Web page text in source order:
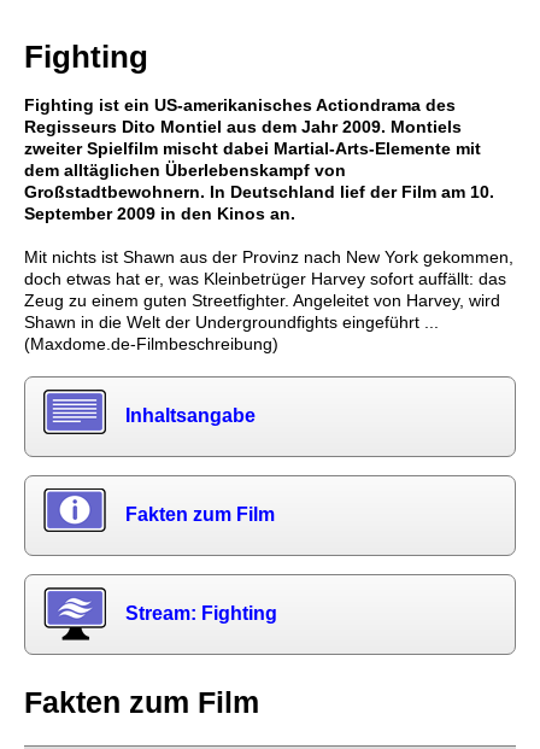
Fighting
Fighting ist ein US-amerikanisches Actiondrama des
Regisseurs Dito Montiel aus dem Jahr 2009. Montiels
zweiter Spielfilm mischt dabei Martial-Arts-Elemente mit
dem alltäglichen Überlebenskampf von
Großstadtbewohnern. In Deutschland lief der Film am 10.
September 2009 in den Kinos an.
Mit nichts ist Shawn aus der Provinz nach New York gekommen,
doch etwas hat er, was Kleinbetrüger Harvey sofort auffällt: das
Zeug zu einem guten Streetfighter. Angeleitet von Harvey, wird
Shawn in die Welt der Undergroundfights eingeführt ...
(Maxdome.de-Filmbeschreibung)
Inhaltsangabe
Fakten zum Film
Stream: Fighting
Fakten zum Film